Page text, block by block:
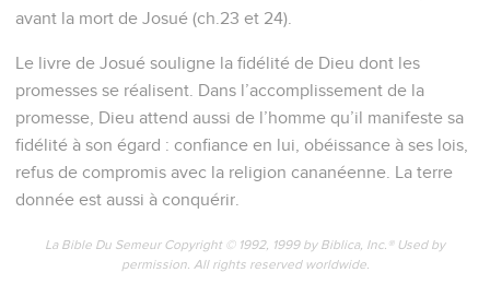
avant la mort de Josué (ch.23 et 24).
Le livre de Josué souligne la fidélité de Dieu dont les
promesses se réalisent. Dans l’accomplissement de la
promesse, Dieu attend aussi de l’homme qu’il manifeste sa
fidélité à son égard : confiance en lui, obéissance à ses lois,
refus de compromis avec la religion cananéenne. La terre
donnée est aussi à conquérir.
La Bible Du Semeur Copyright © 1992, 1999 by Biblica, Inc.® Used by
permission. All rights reserved worldwide.